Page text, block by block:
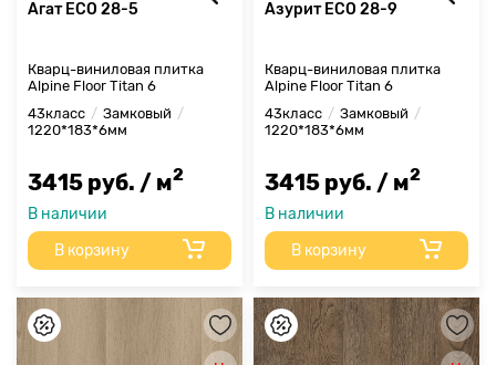
Агат ЕСО 28-5
Кварц-виниловая плитка
Alpine Floor Titan 6
43класс
Замковый
1220*183*6мм
3415 руб. / м2
В наличии
В корзину
Азурит ЕСО 28-9
Кварц-виниловая плитка
Alpine Floor Titan 6
43класс
Замковый
1220*183*6мм
3415 руб. / м2
В наличии
В корзину